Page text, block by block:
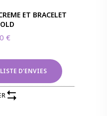
ET BRACELET
€
D'ENVIES